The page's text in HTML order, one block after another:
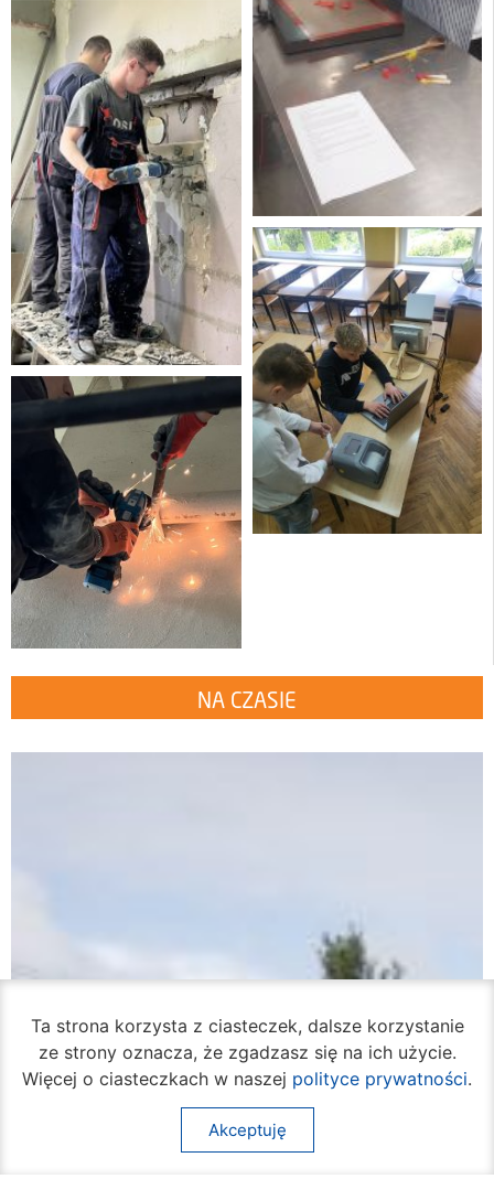
NA CZASIE
Ta strona korzysta z ciasteczek, dalsze korzystanie
ze strony oznacza, że zgadzasz się na ich użycie.
Więcej o ciasteczkach w naszej polityce prywatności.
Akceptuję